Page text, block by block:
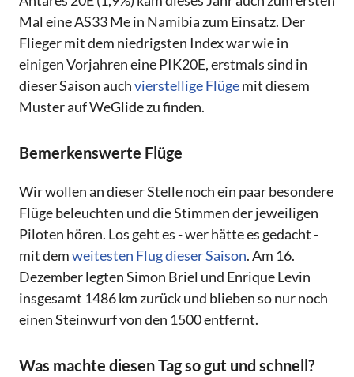
Mal eine AS33 Me in Namibia zum Einsatz. Der
Flieger mit dem niedrigsten Index war wie in
einigen Vorjahren eine PIK20E, erstmals sind in
dieser Saison auchvierstellige Flügemit diesem
Muster auf WeGlide zu finden.
Bemerkenswerte Flüge
Wir wollen an dieser Stelle noch ein paar besondere
Flüge beleuchten und die Stimmen der jeweiligen
Piloten hören. Los geht es - wer hätte es gedacht -
mit demweitesten Flug dieser Saison. Am 16.
Dezember legten Simon Briel und Enrique Levin
insgesamt 1486 km zurück und blieben so nur noch
einen Steinwurf von den 1500 entfernt.
Was machte diesen Tag so gut und schnell?